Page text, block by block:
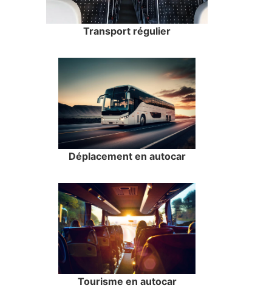
Transport régulier
Déplacement en autocar
Tourisme en autocar